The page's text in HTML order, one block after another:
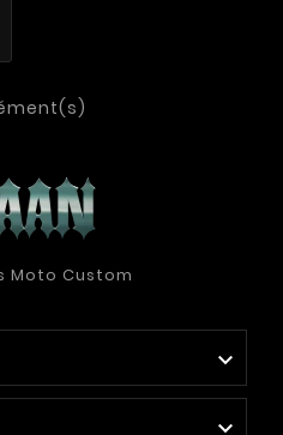
Moto Custom

